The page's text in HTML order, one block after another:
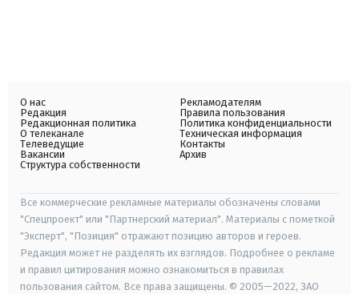
О нас
Редакция
Редакционная политика
О телеканале
Телеведущие
Вакансии
Структура собственности
Рекламодателям
Правила пользования
Политика конфиденциальности
Техническая информация
Контакты
Архив
Все коммерческие рекламные материалы обозначены словами
"Спецпроект" или "Партнерский материал". Материалы с пометкой
"Эксперт", "Позиция" отражают позицию авторов и героев.
Редакция может не разделять их взглядов. Подробнее о рекламе
и правил цитирования можно ознакомиться в правилах
пользования сайтом. Все права защищены. © 2005—2022, ЗАО